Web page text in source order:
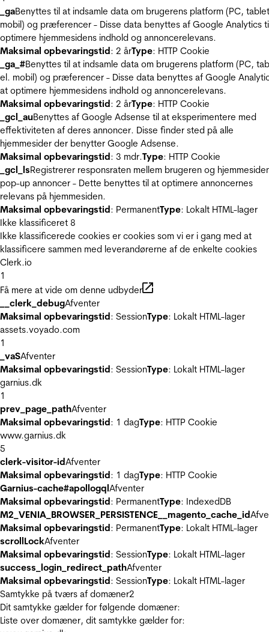
_gaBenyttes til at indsamle data om brugerens platform (PC,
mobil) og præferencer - Disse data benyttes af Google Analytics
optimere hjemmesidens indhold og annoncerelevans.
Maksimal opbevaringstid: 2 årType: HTTP Cookie
_ga_#Benyttes til at indsamle data om brugerens platform (PC,
el. mobil) og præferencer - Disse data benyttes af Google
at optimere hjemmesidens indhold og annoncerelevans.
Maksimal opbevaringstid: 2 årType: HTTP Cookie
_gcl_auBenyttes af Google Adsense til at eksperimentere med
effektiviteten af deres annoncer. Disse finder sted på alle
hjemmesider der benytter Google Adsense.
Maksimal opbevaringstid: 3 mdr.Type: HTTP Cookie
_gcl_lsRegistrerer responsraten mellem brugeren og
pop-up annoncer - Dette benyttes til at optimere annoncernes
relevans på hjemmesiden.
Maksimal opbevaringstid: PermanentType: Lokalt HTML-lager
Ikke klassificeret 8
Ikke klassificerede cookies er cookies som vi er i gang med at
klassificere sammen med leverandørerne af de enkelte cookies
Clerk.io
1
Få mere at vide om denne udbyder
__clerk_debugAfventer
Maksimal opbevaringstid: SessionType: Lokalt HTML-lager
assets.voyado.com
1
_vaSAfventer
Maksimal opbevaringstid: SessionType: Lokalt HTML-lager
garnius.dk
1
prev_page_pathAfventer
Maksimal opbevaringstid: 1 dagType: HTTP Cookie
www.garnius.dk
5
clerk-visitor-idAfventer
Maksimal opbevaringstid: 1 dagType: HTTP Cookie
Garnius-cache#apollogqlAfventer
Maksimal opbevaringstid: PermanentType: IndexedDB
M2_VENIA_BROWSER_PERSISTENCE__magento_cache_id
Maksimal opbevaringstid: PermanentType: Lokalt HTML-lager
scrollLockAfventer
Maksimal opbevaringstid: SessionType: Lokalt HTML-lager
success_login_redirect_pathAfventer
Maksimal opbevaringstid: SessionType: Lokalt HTML-lager
Samtykke på tværs af domæner2
Dit samtykke gælder for følgende domæner:
Liste over domæner, dit samtykke gælder for: